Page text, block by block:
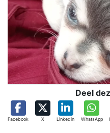
Deel
Facebook X Linkedin WhatsApp